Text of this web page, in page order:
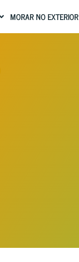
MORAR NO EXTERIOR